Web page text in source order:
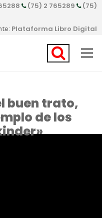
(75) 2 765289
(75)
Plataforma Libro Digital
buen trato,
de los